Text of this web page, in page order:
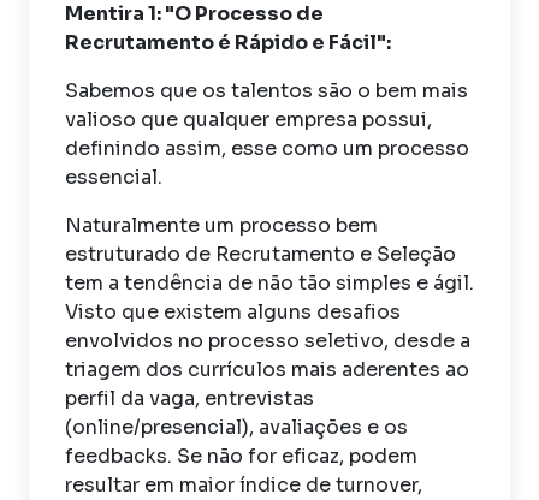
Mentira 1: "O Processo de
Recrutamento é Rápido e Fácil":
Sabemos que os talentos são o bem mais
valioso que qualquer empresa possui,
definindo assim, esse como um processo
essencial.
Naturalmente um processo bem
estruturado de Recrutamento e Seleção
tem a tendência de não tão simples e ágil.
Visto que existem alguns desafios
envolvidos no processo seletivo, desde a
triagem dos currículos mais aderentes ao
perfil da vaga, entrevistas
(online/presencial), avaliações e os
feedbacks. Se não for eficaz, podem
resultar em maior índice de turnover,